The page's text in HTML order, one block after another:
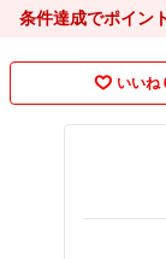
条件達成でポイン
いいね